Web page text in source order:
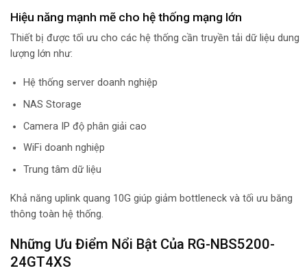
Hiệu năng mạnh mẽ cho hệ thống mạng lớn
Thiết bị được tối ưu cho các hệ thống cần truyền tải dữ liệu dung
lượng lớn như:
Hệ thống server doanh nghiệp
NAS Storage
Camera IP độ phân giải cao
WiFi doanh nghiệp
Trung tâm dữ liệu
Khả năng uplink quang 10G giúp giảm bottleneck và tối ưu băng
thông toàn hệ thống.
Những Ưu Điểm Nổi Bật Của RG-NBS5200-
24GT4XS